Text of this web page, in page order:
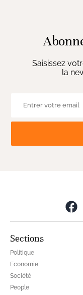
Saisissez
la
Sections
Politique
Economie
Société
People